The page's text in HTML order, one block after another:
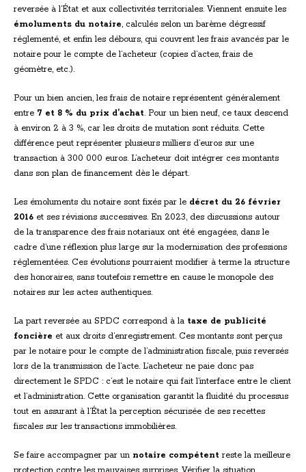
reversée à l’État et aux collectivités territoriales. Viennent ensuite les
émoluments du notaire, calculés selon un barème dégressif
réglementé, et enfin les débours, qui couvrent les frais avancés par le
notaire pour le compte de l’acheteur (copies d’actes, frais de
géomètre, etc.).
Pour un bien ancien, les frais de notaire représentent généralement
entre 7 et 8 % du prix d’achat. Pour un bien neuf, ce taux descend
à environ 2 à 3 %, car les droits de mutation sont réduits. Cette
différence peut représenter plusieurs milliers d’euros sur une
transaction à 300 000 euros. L’acheteur doit intégrer ces montants
dans son plan de financement dès le départ.
Les émoluments du notaire sont fixés par le décret du 26 février
2016 et ses révisions successives. En 2023, des discussions autour
de la transparence des frais notariaux ont été engagées, dans le
cadre d’une réflexion plus large sur la modernisation des professions
réglementées. Ces évolutions pourraient modifier à terme la structure
des honoraires, sans toutefois remettre en cause le monopole des
notaires sur les actes authentiques.
La part reversée au SPDC correspond à la taxe de publicité
foncière et aux droits d’enregistrement. Ces montants sont perçus
par le notaire pour le compte de l’administration fiscale, puis reversés
lors de la transmission de l’acte. L’acheteur ne paie donc pas
directement le SPDC : c’est le notaire qui fait l’interface entre le client
et l’administration. Cette organisation garantit la fluidité du processus
tout en assurant à l’État la perception sécurisée de ses recettes
fiscales sur les transactions immobilières.
Se faire accompagner par un notaire compétent reste la meilleure
protection contre les mauvaises surprises. Vérifier la situation